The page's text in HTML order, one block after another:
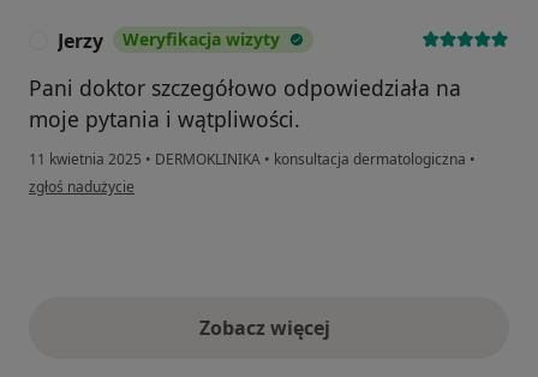
Jerzy Weryfikacja wizyty
Pani doktor szczegółowo odpowiedziała na
moje pytania i wątpliwości.
11 kwietnia 2025 • DERMOKLINIKA • konsultacja dermatologiczna •
w opinii użytkownika Jerzy
zgłoś nadużycie
Zobacz więcejopinie powyżej